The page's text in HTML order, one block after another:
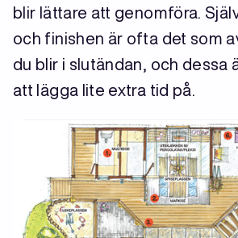
blir lättare att genomföra.
och finishen är ofta det som
du blir i slutändan, och dessa
att lägga lite extra tid på.